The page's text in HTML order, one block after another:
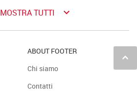
MOSTRA TUTTI keyboard_arrow_down
keyboard_arrow_up
ABOUT FOOTER
Chi siamo
Contatti